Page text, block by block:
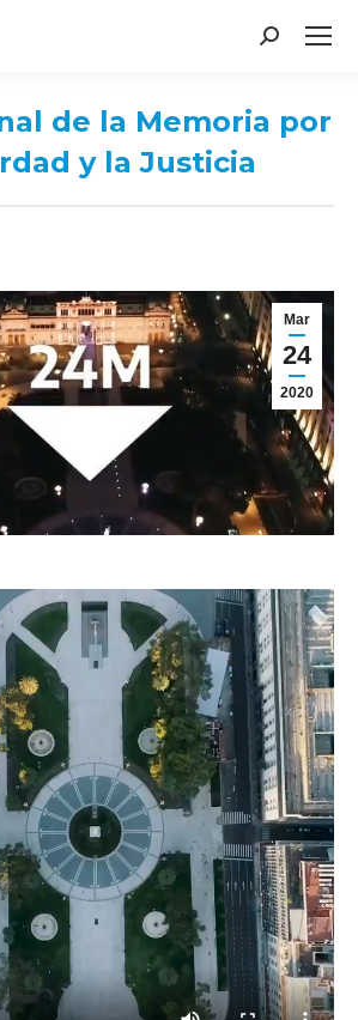
Search:
de la Memoria por
y la Justicia
Mar
24
2020